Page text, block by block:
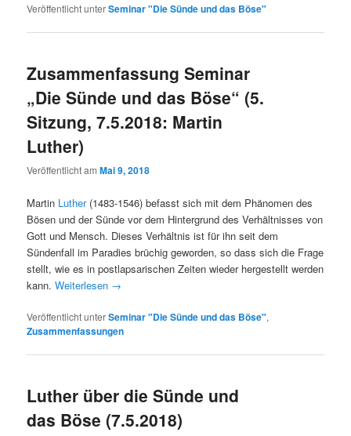
Veröffentlicht unterSeminar "Die Sünde und das Böse"
Zusammenfassung Seminar
„Die Sünde und das Böse“ (5.
Sitzung, 7.5.2018: Martin
Luther)
Veröffentlicht amMai 9, 2018
Martin Luther(1483-1546) befasst sich mit dem Phänomen des
Bösen und der Sünde vor dem Hintergrund des Verhältnisses von
Gott und Mensch. Dieses Verhältnis ist für ihn seit dem
Sündenfall im Paradies brüchig geworden, so dass sich die Frage
stellt, wie es in postlapsarischen Zeiten wieder hergestellt werden
kann.Weiterlesen →
Veröffentlicht unterSeminar "Die Sünde und das Böse",
Zusammenfassungen
Luther über die Sünde und
das Böse (7.5.2018)